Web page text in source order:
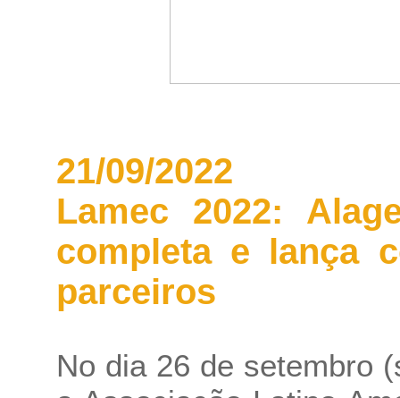
21/09/2022
Lamec 2022:
completa e lança
parceiros
No dia 26 de setembro